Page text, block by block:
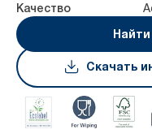
Качество
Скачать